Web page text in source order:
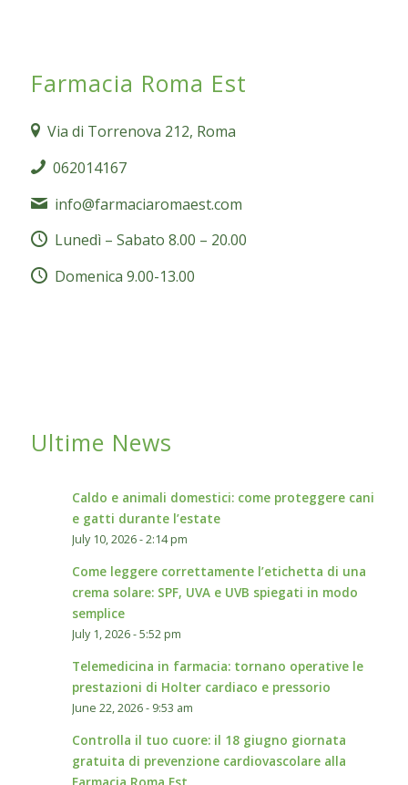
Farmacia Roma Est
Via di Torrenova 212, Roma
062014167
info@farmaciaromaest.com
Lunedì – Sabato 8.00 – 20.00
Domenica 9.00-13.00
Ultime News
Caldo e animali domestici: come proteggere cani
e gatti durante l’estate
July 10, 2026 - 2:14 pm
Come leggere correttamente l’etichetta di una
crema solare: SPF, UVA e UVB spiegati in modo
semplice
July 1, 2026 - 5:52 pm
Telemedicina in farmacia: tornano operative le
prestazioni di Holter cardiaco e pressorio
June 22, 2026 - 9:53 am
Controlla il tuo cuore: il 18 giugno giornata
gratuita di prevenzione cardiovascolare alla
Farmacia Roma Est